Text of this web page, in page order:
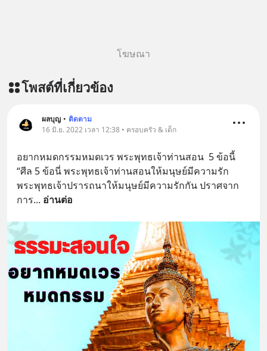
โฆษณา
โพสต์ที่เกี่ยวข้อง
ผลบุญ • ติดตาม
16 มิ.ย. 2022 เวลา 12:38 • ครอบครัว & เด็ก
อยากหมดกรรมหมดเวร พระพุทธเจ้าท่านสอน  5 ข้อนี้
“ศีล 5 ข้อนี่ พระพุทธเจ้าท่านสอนให้มนุษย์มีความรัก
พระพุทธเจ้าปรารถนาให้มนุษย์มีความรักกัน ปราศจาก
การ... อ่านต่อ